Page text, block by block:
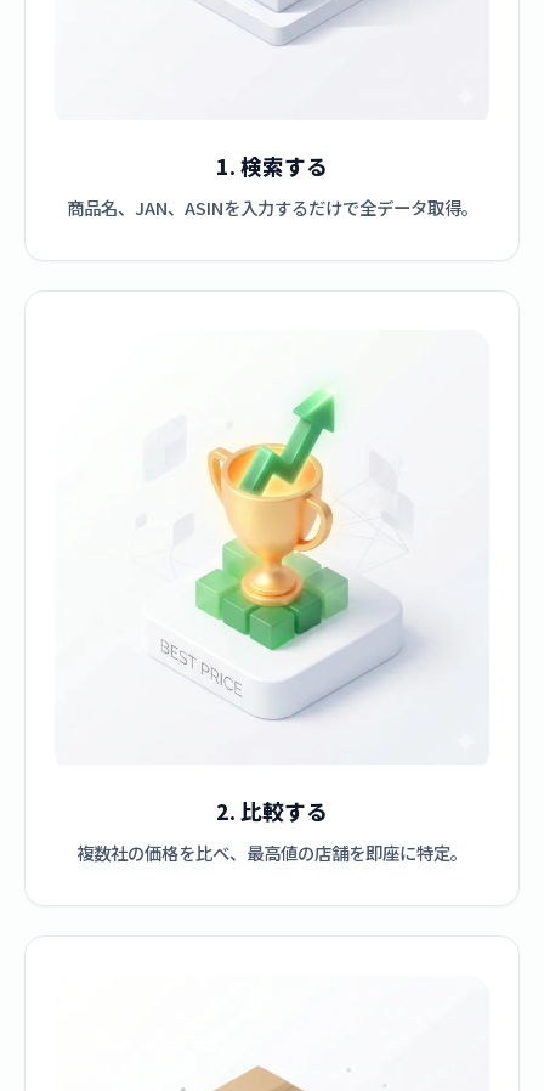
1. 検索する
商品名、JAN、ASINを入力するだけで全データ取得。
2. 比較する
複数社の価格を比べ、最高値の店舗を即座に特定。